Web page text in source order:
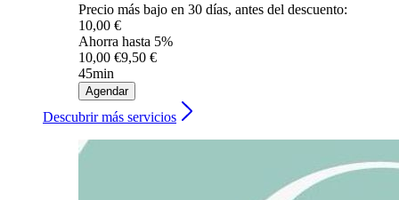
Precio más bajo en 30 días, antes del descuento:
10,00 €
Ahorra hasta 5%
10,00 €9,50 €
45min
Agendar
Descubrir más servicios